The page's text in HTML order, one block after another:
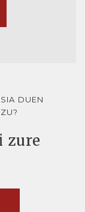
DUEN
zure